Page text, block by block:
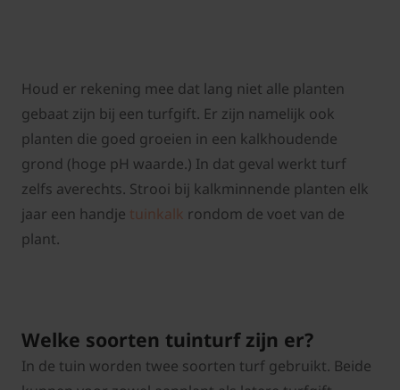
Houd er rekening mee dat lang niet alle planten
gebaat zijn bij een turfgift. Er zijn namelijk ook
planten die goed groeien in een kalkhoudende
grond (hoge pH waarde.) In dat geval werkt turf
zelfs averechts. Strooi bij kalkminnende planten elk
jaar een handje tuinkalk rondom de voet van de
plant.
Welke soorten tuinturf zijn er?
In de tuin worden twee soorten turf gebruikt. Beide